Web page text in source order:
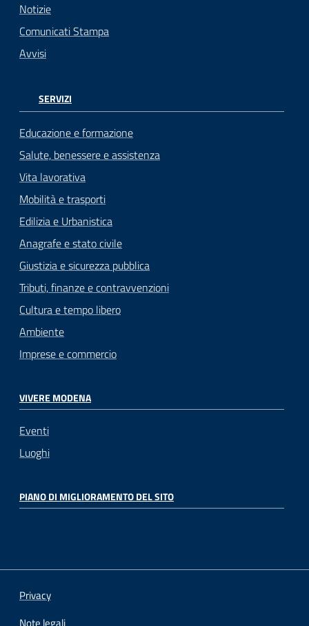
Notizie
Comunicati Stampa
Avvisi
SERVIZI
Educazione e formazione
Salute, benessere e assistenza
Vita lavorativa
Mobilità e trasporti
Edilizia e Urbanistica
Anagrafe e stato civile
Giustizia e sicurezza pubblica
Tributi, finanze e contravvenzioni
Cultura e tempo libero
Ambiente
Imprese e commercio
VIVERE MODENA
Eventi
Luoghi
PIANO DI MIGLIORAMENTO DEL SITO
Privacy